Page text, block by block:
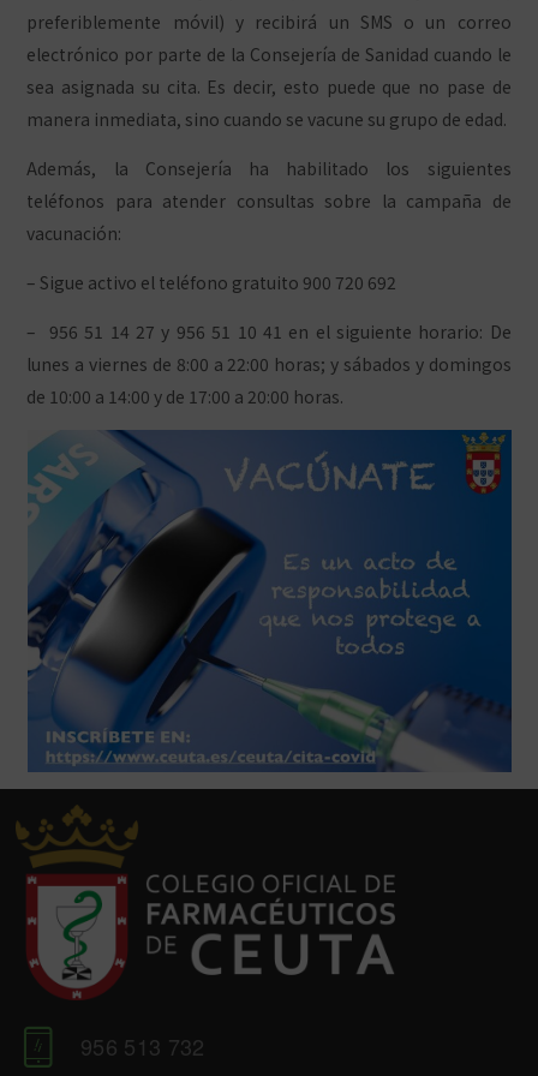
preferiblemente móvil) y recibirá un SMS o un correo
electrónico por parte de la Consejería de Sanidad cuando le
sea asignada su cita. Es decir, esto puede que no pase de
manera inmediata, sino cuando se vacune su grupo de edad.
Además, la Consejería ha habilitado los siguientes
teléfonos para atender consultas sobre la campaña de
vacunación:
– Sigue activo el teléfono gratuito 900 720 692
–
956 51 14 27 y 956 51 10 41 en el siguiente horario: De
lunes a viernes de 8:00 a 22:00 horas; y sábados y domingos
de 10:00 a 14:00 y de 17:00 a 20:00 horas.
956 513 732